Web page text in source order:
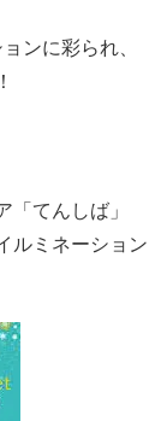
ンに彩られ、
「てんしば」
ルミネーション